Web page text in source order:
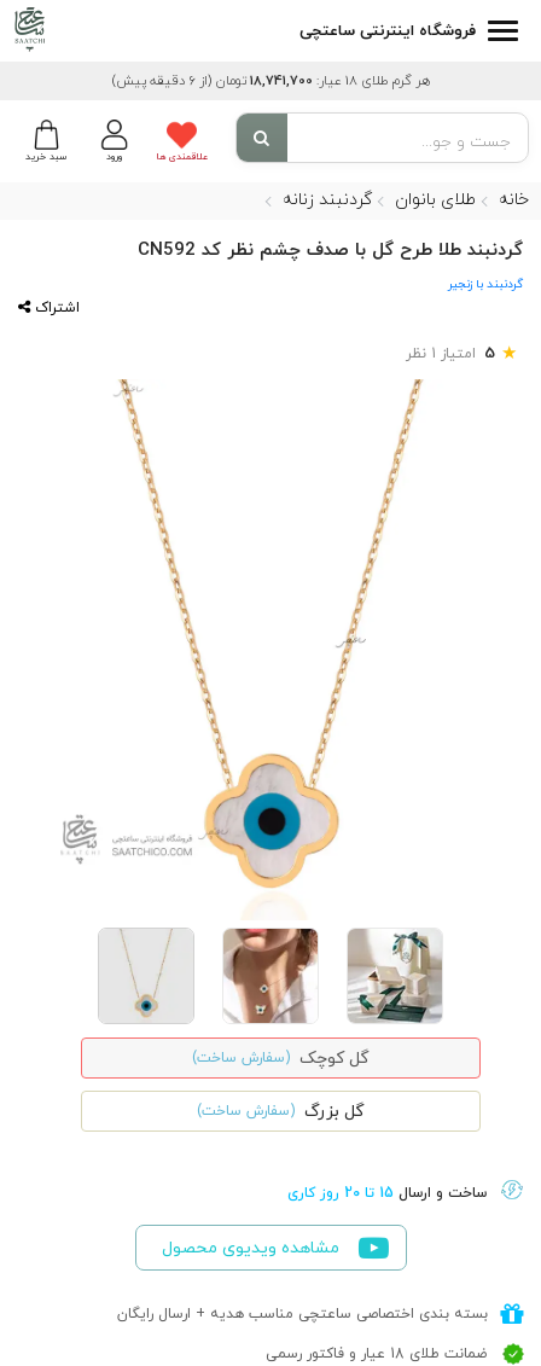
فروشگاه اینترنتی ساعتچی
هر گرم طلای 18 عیار: 18,741,700تومان (از 6 دقیقه پیش)
سبد خرید ورود علاقمندی ها
خانه طلای بانوان گردنبند زنانه
گردنبند طلا طرح گل با صدف چشم نظر کد CN592
گردنبند با زنجیر
اشتراک
★
5 امتیاز 1 نظر
گل کوچک (سفارش ساخت)
گل بزرگ (سفارش ساخت)
ساخت و ارسال 15 تا 20 روز کاری
مشاهده ویدیوی محصول
بسته بندی اختصاصی ساعتچی مناسب هدیه + ارسال رایگان
ضمانت طلای 18 عیار و فاکتور رسمی